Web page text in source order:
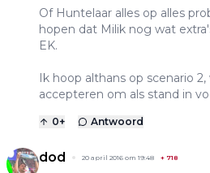
Of Huntelaar alles op alles
hopen dat Milik nog wat
EK.
Ik hoop althans op scenario
accepteren om als stand in
0+ Antwoord
dod 20 april 2016 om 19:48 + 718